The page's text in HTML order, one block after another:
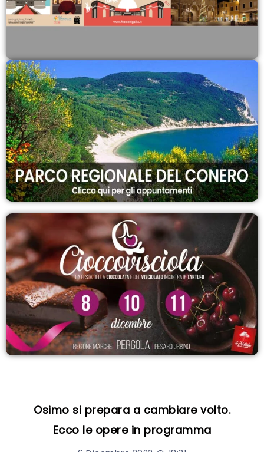
Osimo si prepara a cambiare volto.
Ecco le opere in programma